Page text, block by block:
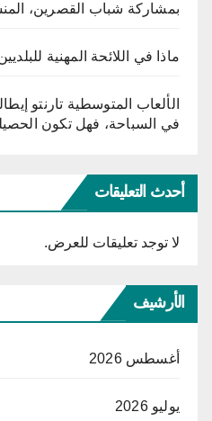
بمشاركة شباب القصرين،
ماذا في اللائحة المهنية
في السباحة، فهل تكون
أحدث التعليقات
لا توجد تعليقات للعرض.
الأرشيف
أغسطس 2026
يوليو 2026